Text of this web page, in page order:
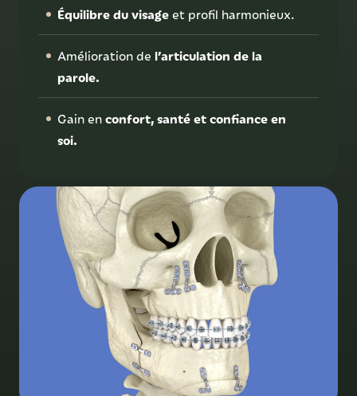
Équilibre du visageet profil harmonieux.
Amélioration de l’articulation de la
parole.
Gain enconfort, santé et confiance en
soi.